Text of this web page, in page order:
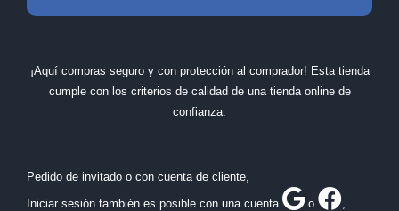
¡Aquí compras seguro y con protección al comprador! Esta tienda
cumple con los criterios de calidad de una tienda online de
confianza.
Pedido de invitado o con cuenta de cliente,
Iniciar sesión también es posible con una cuenta
o